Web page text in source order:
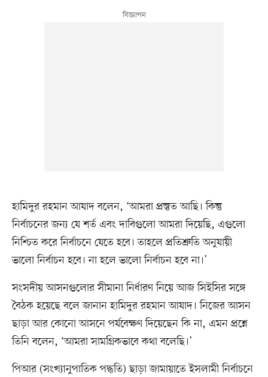
হামিদুর রহমান আযাদ বলেন, ‘আমরা প্রস্তুত আছি। কিন্তু
নির্বাচনের জন্য যে শর্ত এবং দাবিগুলো আমরা দিয়েছি, এগুলো
নিশ্চিত করে নির্বাচনে যেতে হবে। তাহলে প্রতিশ্রুতি অনুযায়ী
ভালো নির্বাচন হবে। না হলে ভালো নির্বাচন হবে না।’
সংসদীয় আসনগুলোর সীমানা নির্ধারণ নিয়ে আজ সিইসির সঙ্গে
বৈঠক হয়েছে বলে জানান হামিদুর রহমান আযাদ। নিজের আসন
ছাড়া আর কোনো আসনে পর্যবেক্ষণ দিয়েছেন কি না, এমন প্রশ্নে
তিনি বলেন, ‘আমরা সামগ্রিকভাবে কথা বলেছি।’
পিআর (সংখ্যানুপাতিক পদ্ধতি) ছাড়া জামায়াতে ইসলামী নির্বাচনে